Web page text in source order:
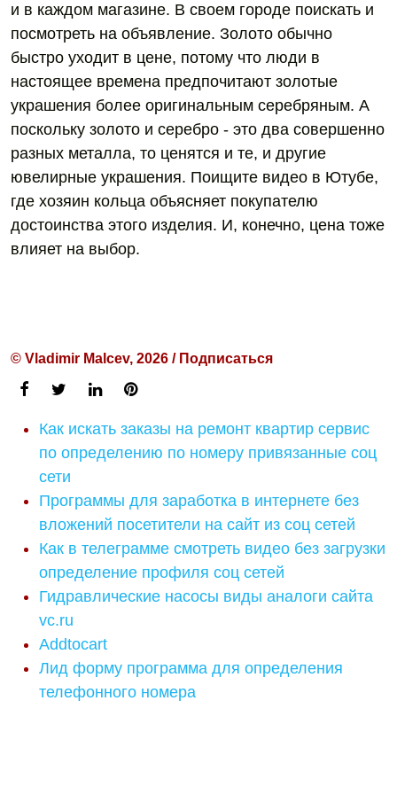
и в каждом магазине. В своем городе поискать и
посмотреть на объявление. Золото обычно
быстро уходит в цене, потому что люди в
настоящее времена предпочитают золотые
украшения более оригинальным серебряным. А
поскольку золото и серебро - это два совершенно
разных металла, то ценятся и те, и другие
ювелирные украшения. Поищите видео в Ютубе,
где хозяин кольца объясняет покупателю
достоинства этого изделия. И, конечно, цена тоже
влияет на выбор.
© Vladimir Malcev, 2026 / Подписаться
Как искать заказы на ремонт квартир сервис
по определению по номеру привязанные соц
сети
Программы для заработка в интернете без
вложений посетители на сайт из соц сетей
Как в телеграмме смотреть видео без загрузки
определение профиля соц сетей
Гидравлические насосы виды аналоги сайта
vc.ru
Addtocart
Лид форму программа для определения
телефонного номера